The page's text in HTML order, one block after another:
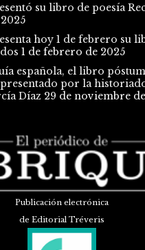
su libro de poesía
hoy 1 de febrero su
1 de febrero de 2025
española, el libro
presentado por la
Díaz 29 de noviembre
Publicación electrónica
de Editorial Tréveris